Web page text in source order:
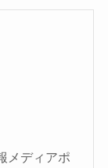
メディアポ